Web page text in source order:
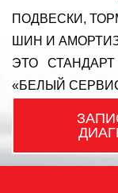
ПОДВЕСКИ,
ШИН И
ЭТО
«БЕЛЫЙ